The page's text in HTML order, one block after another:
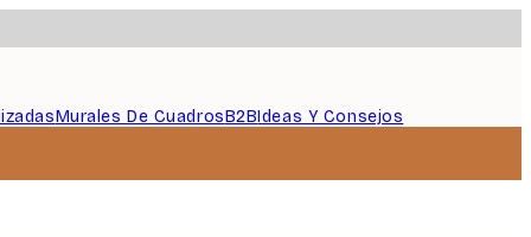
Murales De CuadrosB2BIdeas Y Consejos